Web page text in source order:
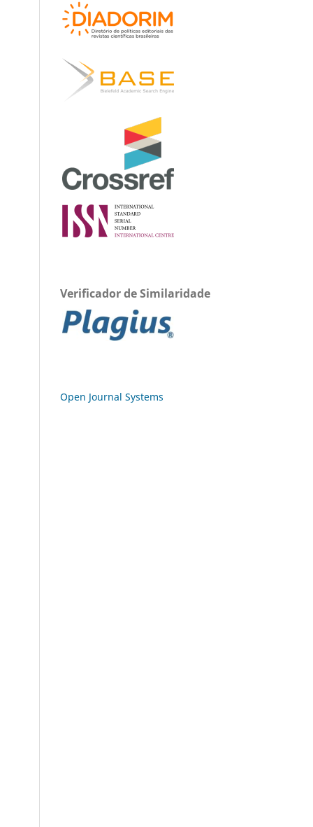
Verificador de Similaridade
Open Journal Systems